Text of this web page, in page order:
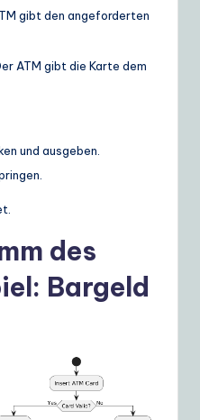
gibt den angeforderten
ATM gibt die Karte dem
und ausgeben.
des
Bargeld